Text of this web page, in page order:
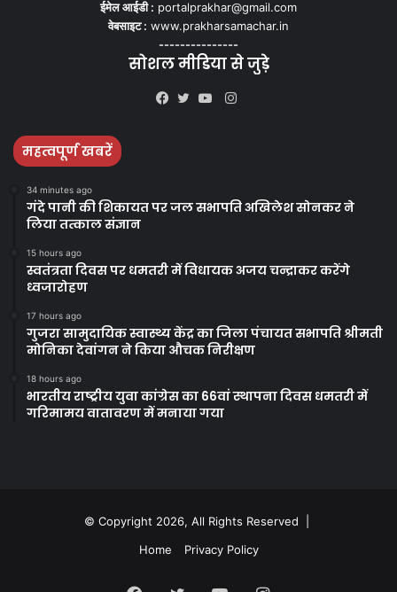
ईमेल आईडी : portalprakhar@gmail.com
वेबसाइट : www.prakharsamachar.in
---------------
सोशल मीडिया से जुड़े
Instagram
महत्वपूर्ण खबरें
34 minutes ago
गंदे पानी की शिकायत पर जल सभापति अखिलेश सोनकर ने
लिया तत्काल संज्ञान
15 hours ago
स्वतंत्रता दिवस पर धमतरी में विधायक अजय चन्द्राकर करेंगे
ध्वजारोहण
17 hours ago
गुजरा सामुदायिक स्वास्थ्य केंद्र का जिला पंचायत सभापति श्रीमती
मोनिका देवांगन ने किया औचक निरीक्षण
18 hours ago
भारतीय राष्ट्रीय युवा कांग्रेस का 66वां स्थापना दिवस धमतरी में
गरिमामय वातावरण में मनाया गया
© Copyright 2026, All Rights Reserved |
Home
Privacy Policy